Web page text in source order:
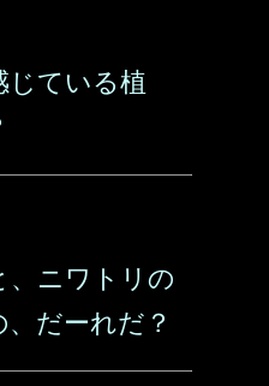
じている植
、ニワトリの
だーれだ？